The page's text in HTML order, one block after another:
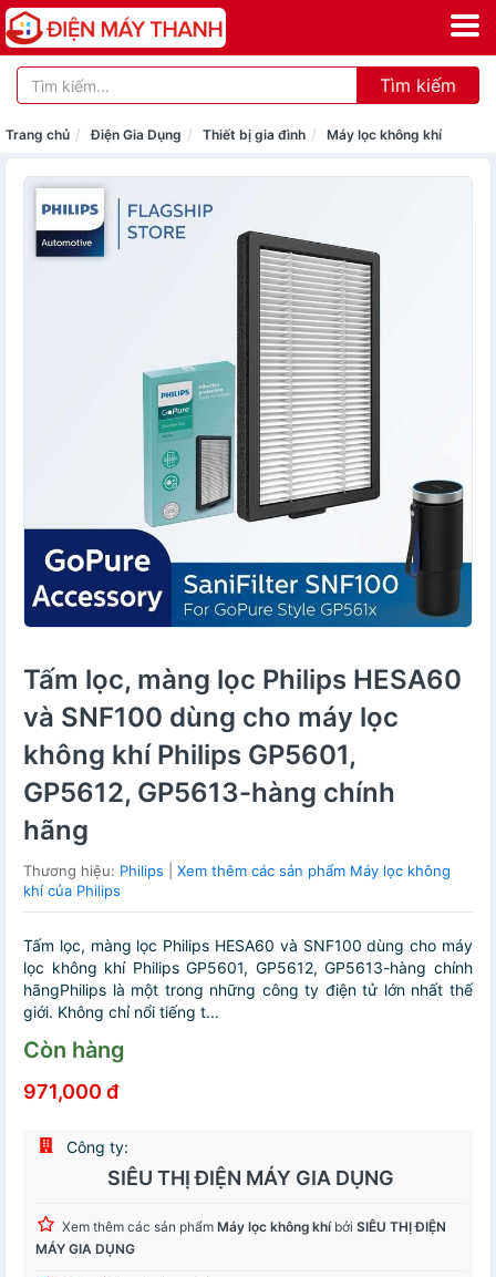
Tìm kiếm
Trang chủ Điện Gia Dụng Thiết bị gia đình Máy lọc không khí
Tấm lọc, màng lọc Philips HESA60
và SNF100 dùng cho máy lọc
không khí Philips GP5601,
GP5612, GP5613-hàng chính
hãng
Thương hiệu: Philips
Xem thêm các sản phẩm Máy lọc không
khí của Philips
Tấm lọc, màng lọc Philips HESA60 và SNF100 dùng cho máy
lọc không khí Philips GP5601, GP5612, GP5613-hàng chính
hãngPhilips là một trong những công ty điện tử lớn nhất thế
giới. Không chỉ nổi tiếng t...
Còn hàng
971,000 đ
Công ty:
SIÊU THỊ ĐIỆN MÁY GIA DỤNG
Xem thêm các sản phẩm Máy lọc không khí bởi SIÊU THỊ ĐIỆN
MÁY GIA DỤNG